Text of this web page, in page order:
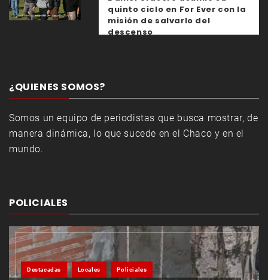
quinto ciclo en For Ever con la
misión de salvarlo del
descenso
¿QUIENES SOMOS?
Somos un equipo de periodistas que busca mostrar, de
manera dinámica, lo que sucede en el Chaco y en el
mundo.
POLICIALES
Destacadas Locales Policiales